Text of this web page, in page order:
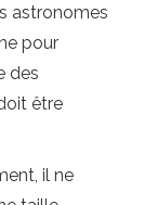
astronomes
pour
des
être
il ne